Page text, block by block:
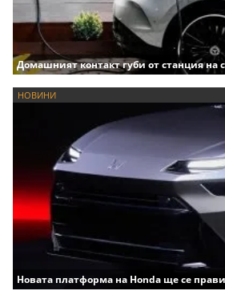
Домашният контакт губи от станция на
НОВИНИ
Новата платформа на Honda ще се